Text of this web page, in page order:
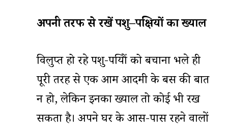
अपनीतरफसेरखेंपशु–पक्षियोंकाख्याल
विलुप्त हो रहे पशु-पक्षियों को बचाना भले ही
पूरी तरह से एक आम आदमी के बस की बात
न हो, लेकिन इनका ख्याल तो कोई भी रख
सकता है। अपने घर के आस-पास रहने वालों